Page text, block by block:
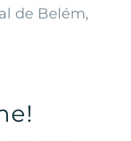
de Belém,